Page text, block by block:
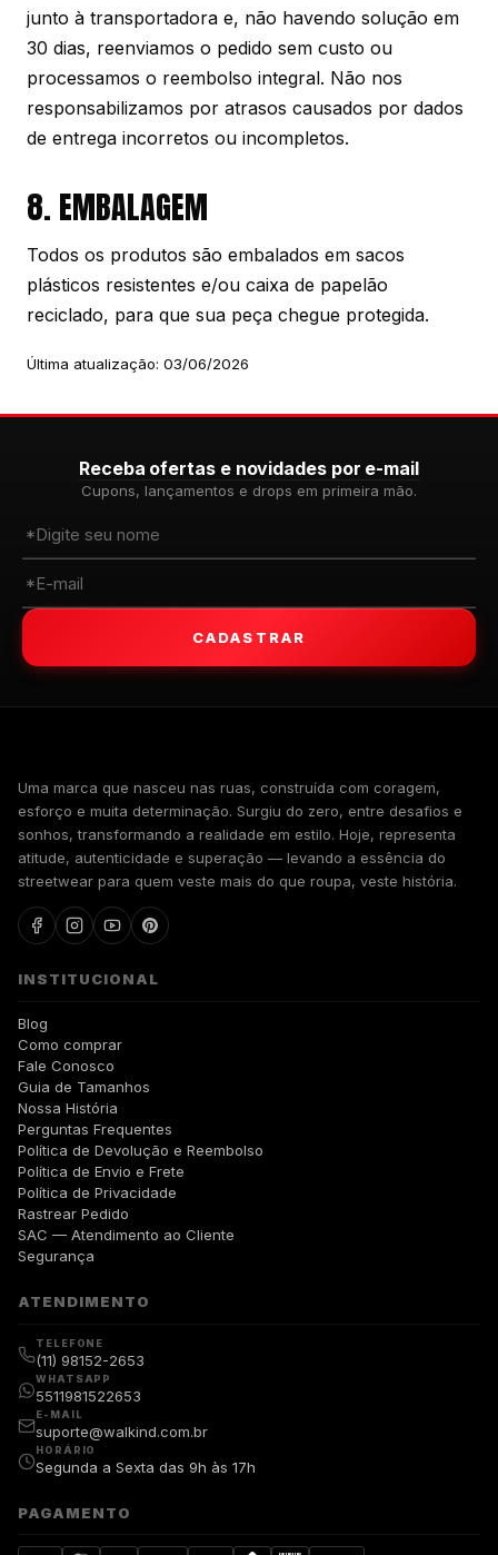
junto à transportadora e, não havendo solução em
30 dias, reenviamos o pedido sem custo ou
processamos o reembolso integral. Não nos
responsabilizamos por atrasos causados por dados
de entrega incorretos ou incompletos.
8. EMBALAGEM
Todos os produtos são embalados em sacos
plásticos resistentes e/ou caixa de papelão
reciclado, para que sua peça chegue protegida.
Última atualização: 03/06/2026
Receba ofertas e novidades por e-mail
Cupons, lançamentos e drops em primeira mão.
CADASTRAR
Uma marca que nasceu nas ruas, construída com coragem,
esforço e muita determinação. Surgiu do zero, entre desafios e
sonhos, transformando a realidade em estilo. Hoje, representa
atitude, autenticidade e superação — levando a essência do
streetwear para quem veste mais do que roupa, veste história.
INSTITUCIONAL
Blog
Como comprar
Fale Conosco
Guia de Tamanhos
Nossa História
Perguntas Frequentes
Política de Devolução e Reembolso
Política de Envio e Frete
Política de Privacidade
Rastrear Pedido
SAC — Atendimento ao Cliente
Segurança
ATENDIMENTO
TELEFONE
(11) 98152-2653
WHATSAPP
5511981522653
E-MAIL
suporte@walkind.com.br
HORÁRIO
Segunda a Sexta das 9h às 17h
PAGAMENTO